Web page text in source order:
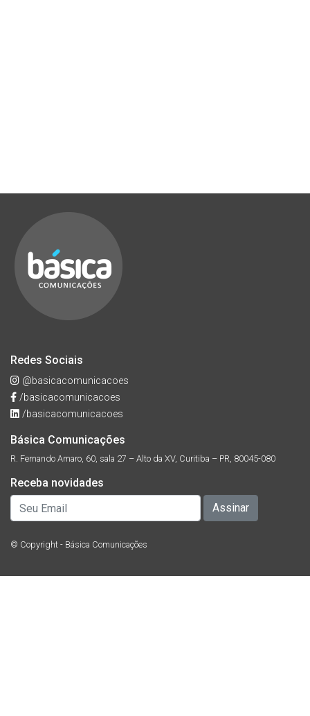
Redes Sociais
@basicacomunicacoes
/basicacomunicacoes
/basicacomunicacoes
Básica Comunicações
R. Fernando Amaro, 60, sala 27 – Alto da XV, Curitiba – PR, 80045-080
Receba novidades
© Copyright - Básica Comunicações